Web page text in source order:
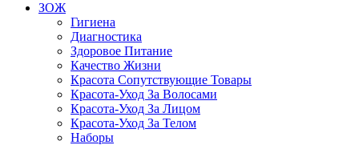
ЗОЖ
Гигиена
Диагностика
Здоровое Питание
Качество Жизни
Красота Сопутствующие Товары
Красота-Уход За Волосами
Красота-Уход За Лицом
Красота-Уход За Телом
Наборы